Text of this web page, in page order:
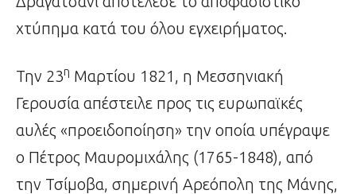
χτύπημα κατά του όλου εγχειρήματος.
Την 23η Μαρτίου 1821, η Μεσσηνιακή
Γερουσία απέστειλε προς τις ευρωπαϊκές
αυλές «προειδοποίηση» την οποία υπέγραψε
ο Πέτρος Μαυρομιχάλης (1765-1848), από
την Τσίμοβα, σημερινή Αρεόπολη της Μάνης,